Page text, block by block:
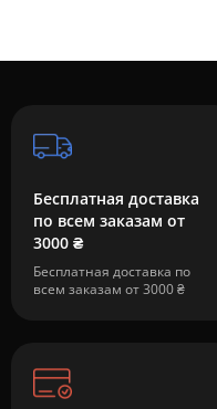
Бесплатная доставка
по всем заказам от
3000 ₴
Бесплатная доставка по
всем заказам от 3000 ₴